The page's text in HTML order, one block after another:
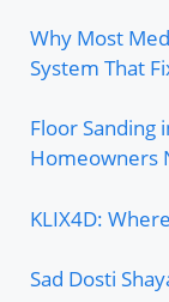
Why Most
System That
Floor Sanding
Homeowners
KLIX4D:
Sad Dosti